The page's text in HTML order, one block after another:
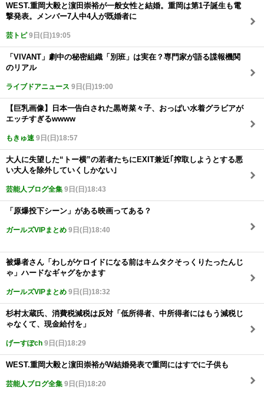
WEST.重岡大毅と濵田崇裕が一般女性と結婚。重岡は第1子誕生も電
撃発表。メンバー7人中4人が既婚者に
芸トピ9日(日)19:05
「VIVANT」劇中の秘密組織「別班」は実在？専門家が語る諜報機関
のリアル
ライブドアニュース 9日(日)19:00
【巨乳画像】日本一告白された黒嵜菜々子、おっぱい水着グラビアが
エッチすぎるwwww
もきゅ速 9日(日)18:57
大人に失望した“トー横”の若者たちにEXIT兼近｢搾取しようとする悪
い大人を除外していくしかない｣
芸能人ブログ全集 9日(日)18:43
「原爆投下シーン」がある映画ってある？
ガールズVIPまとめ 9日(日)18:40
被爆者さん「わしがケロイドになる前はキムタクそっくりたったんじ
ゃ」ハードなギャグをかます
ガールズVIPまとめ 9日(日)18:32
杉村太蔵氏、消費税減税は反対「低所得者、中所得者にはもう減税じ
ゃなくて、現金給付を」
げーすぽch 9日(日)18:29
WEST.重岡大毅と濵田崇裕がW結婚発表で重岡にはすでに子供も
芸能人ブログ全集 9日(日)18:20